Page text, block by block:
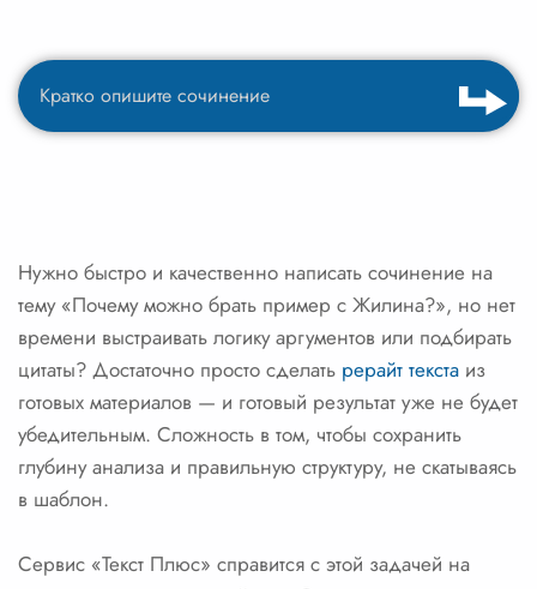
Нужно быстро и качественно написать сочинение на
тему «Почему можно брать пример с Жилина?», но нет
времени выстраивать логику аргументов или подбирать
цитаты? Достаточно просто сделать рерайт текста из
готовых материалов — и готовый результат уже не будет
убедительным. Сложность в том, чтобы сохранить
глубину анализа и правильную структуру, не скатываясь
в шаблон.
Сервис «Текст Плюс» справится с этой задачей на